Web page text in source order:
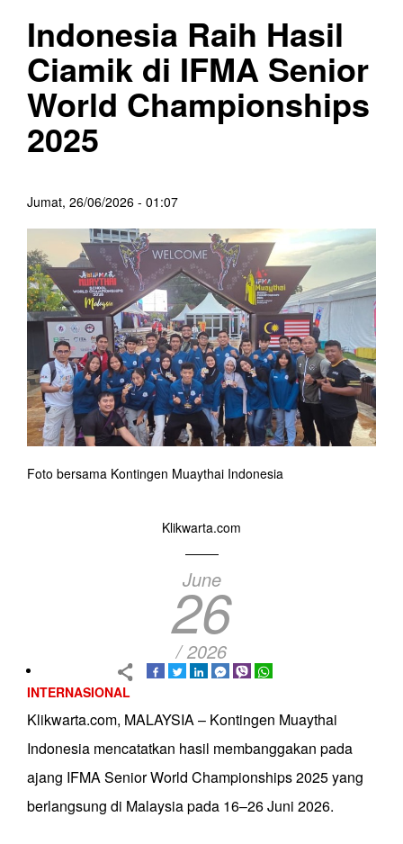
Indonesia Raih Hasil
Ciamik di IFMA Senior
World Championships
2025
Jumat, 26/06/2026 - 01:07
Foto bersama Kontingen Muaythai Indonesia
Klikwarta.com
June
26
/ 2026
INTERNASIONAL
Klikwarta.com, MALAYSIA – Kontingen Muaythai
Indonesia mencatatkan hasil membanggakan pada
ajang IFMA Senior World Championships 2025 yang
berlangsung di Malaysia pada 16–26 Juni 2026.